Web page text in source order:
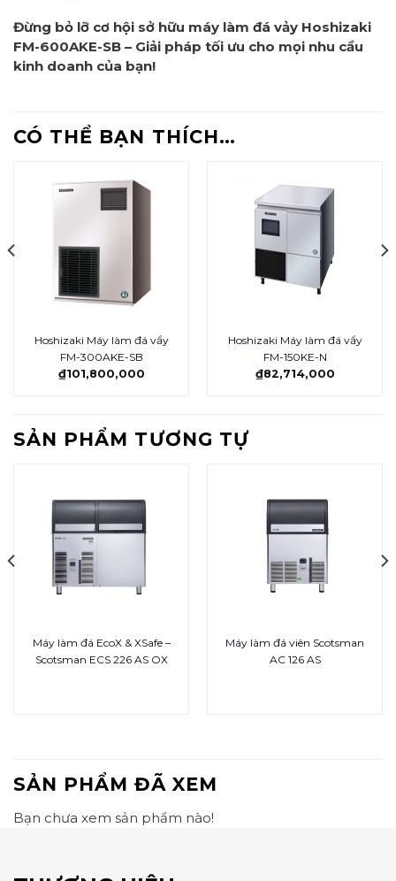
Đừng bỏ lỡ cơ hội sở hữu máy làm đá vảy Hoshizaki
FM-600AKE-SB – Giải pháp tối ưu cho mọi nhu cầu
kinh doanh của bạn!
CÓ THỂ BẠN THÍCH…
Hoshizaki Máy làm đá vẩy
FM-300AKE-SB
₫101,800,000
Hoshizaki Máy làm đá vẩy
FM-150KE-N
₫82,714,000
SẢN PHẨM TƯƠNG TỰ
Máy làm đá EcoX & XSafe –
Scotsman ECS 226 AS OX
Máy làm đá viên Scotsman
AC 126 AS
SẢN PHẨM ĐÃ XEM
Bạn chưa xem sản phẩm nào!